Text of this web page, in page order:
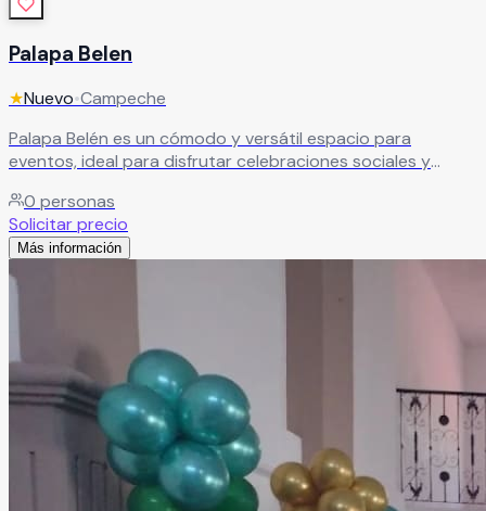
Palapa Belen
★Nuevo•Campeche
Palapa Belén es un cómodo y versátil espacio para
eventos, ideal para disfrutar celebraciones sociales y
recinto cuenta con alberca, salón social, palapa, jardín y
estacionamiento, ofreciendo instalaciones completas para
cumpleaños, convivencias, aniversarios, reuniones
familiares, fiestas infantiles y todo tipo de eventos
0 personas
Solicitar precio
Más información